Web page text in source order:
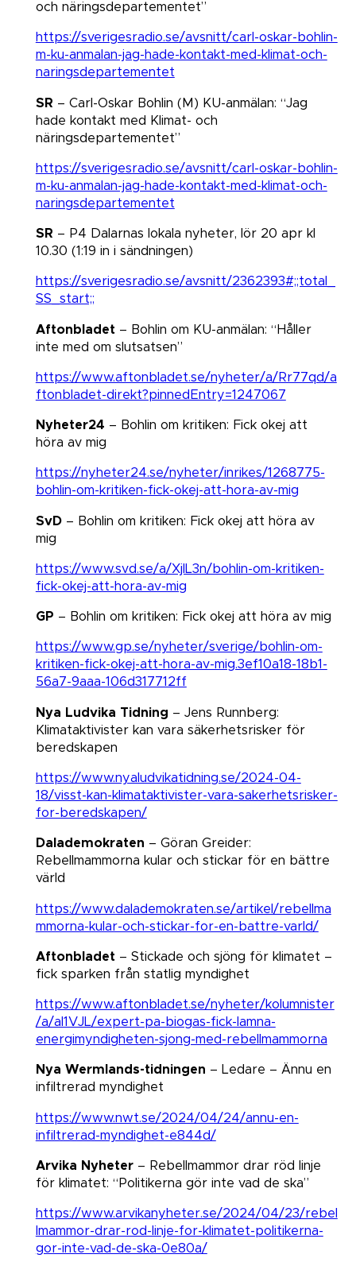
och näringsdepartementet”​​​​​​​
https://sverigesradio.se/avsnitt/carl-oskar-bohlin-
m-ku-anmalan-jag-hade-kontakt-med-klimat-och-
naringsdepartementet
SR – Carl-Oskar Bohlin (M) KU-anmälan: “Jag
hade kontakt med Klimat- och
näringsdepartementet”​​​​​​​
https://sverigesradio.se/avsnitt/carl-oskar-bohlin-
m-ku-anmalan-jag-hade-kontakt-med-klimat-och-
naringsdepartementet
SR – P4 Dalarnas lokala nyheter​​​​​​​, lör 20 apr kl
10.30​​​​​​​ (1:19 in i sändningen)
https://sverigesradio.se/avsnitt/2362393#;;total_
SS_start;;
Aftonbladet– Bohlin om KU-anmälan: “Håller
inte med om slutsatsen”
https://www.aftonbladet.se/nyheter/a/Rr77qd/a
ftonbladet-direkt?pinnedEntry=1247067
Nyheter24 – Bohlin om kritiken: Fick okej att
höra av mig​​​​​​​
https://nyheter24.se/nyheter/inrikes/1268775-
bohlin-om-kritiken-fick-okej-att-hora-av-mig
SvD– Bohlin om kritiken: Fick okej att höra av
mig​​​​​​​
https://www.svd.se/a/XjlL3n/bohlin-om-kritiken-
fick-okej-att-hora-av-mig
GP – Bohlin om kritiken: Fick okej att höra av mig​​​​​​​
https://www.gp.se/nyheter/sverige/bohlin-om-
kritiken-fick-okej-att-hora-av-mig.3ef10a18-18b1-
56a7-9aaa-106d317712ff
Nya Ludvika Tidning – Jens Runnberg:
Klimataktivister kan vara säkerhetsrisker för
beredskapen​​​​​​​
https://www.nyaludvikatidning.se/2024-04-
18/visst-kan-klimataktivister-vara-sakerhetsrisker-
for-beredskapen/
Dalademokraten – Göran Greider:
Rebellmammorna kular och stickar för en bättre
värld
https://www.dalademokraten.se/artikel/rebellma
mmorna-kular-och-stickar-for-en-battre-varld/
Aftonbladet– Stickade och sjöng för klimatet –
fick sparken från statlig myndighet​​​​​​​
https://www.aftonbladet.se/nyheter/kolumnister
/a/al1VJL/expert-pa-biogas-fick-lamna-
energimyndigheten-sjong-med-rebellmammorna
Nya Wermlands-tidningen – Ledare – Ännu en
infiltrerad myndighet​​​​​​​
https://www.nwt.se/2024/04/24/annu-en-
infiltrerad-myndighet-e844d/
Arvika Nyheter– Rebellmammor drar röd linje
för klimatet: “Politikerna gör inte vad de ska”​​​​​​​
https://www.arvikanyheter.se/2024/04/23/rebel
lmammor-drar-rod-linje-for-klimatet-politikerna-
gor-inte-vad-de-ska-0e80a/